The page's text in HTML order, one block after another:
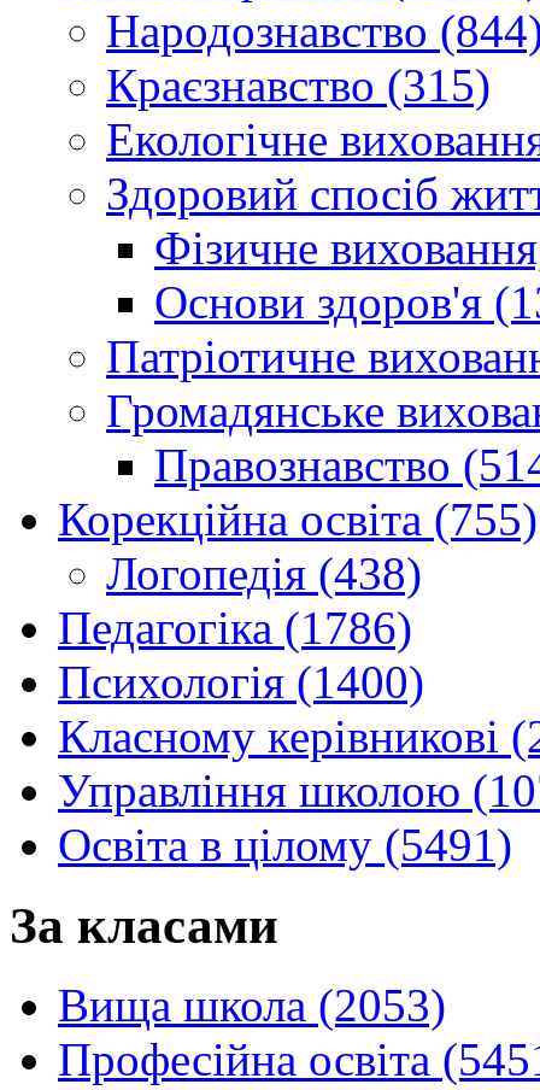
Народознавство
Краєзнавство (315)
Екологічне
Здоровий спосіб
Фізичне
Основи здоров'я
Патріотичне
Громадянське
Правознавство
Корекційна освіта (755)
Логопедія (438)
Педагогіка (1786)
Психологія (1400)
Класному керівникові
Управління школою
Освіта в цілому (5491)
За класами
Вища школа (2053)
Професійна освіта